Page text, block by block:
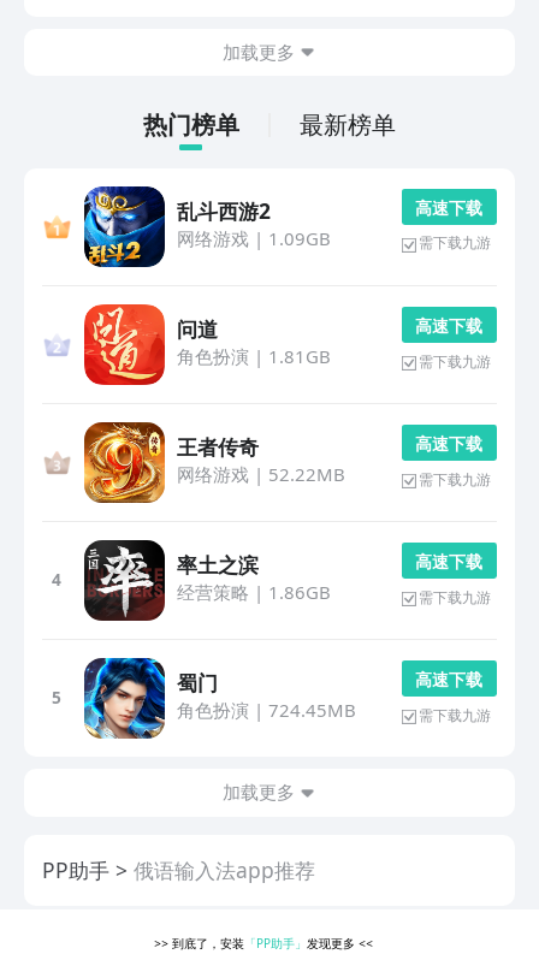
加载更多
热门榜单 最新榜单
乱斗西游2
网络游戏| 1.09GB
高 速 下 载
需下载九游
问道
角色扮演 | 1.81GB
高 速 下 载
需下载九游
王者传奇
网络游戏| 52.22MB
高 速 下 载
需下载九游
4
率土之滨
经营策略 | 1.86GB
高 速 下 载
需下载九游
5
蜀门
角色扮演 | 724.45MB
高 速 下 载
需下载九游
加载更多
PP助手 俄语输入法app推荐
>> 到底了，安装 「PP助手」发现更多<<